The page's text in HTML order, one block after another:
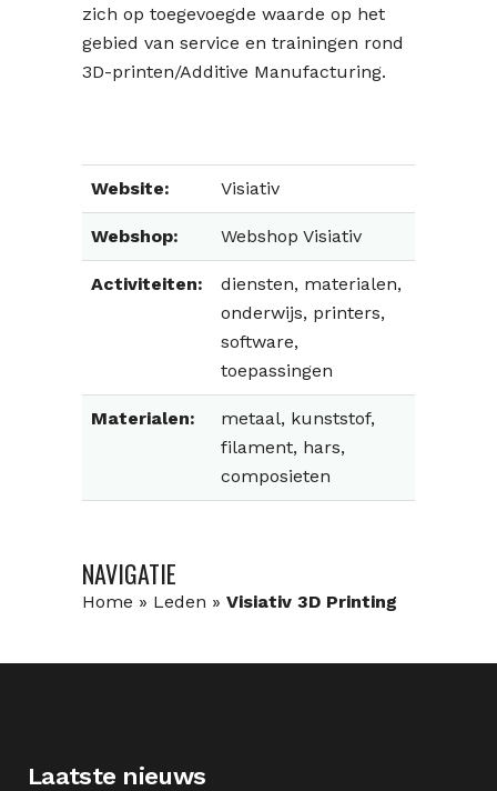
zich op toegevoegde waarde op het
gebied van service en trainingen rond
3D-printen/Additive Manufacturing.
Website: Visiativ
Webshop: Webshop Visiativ
Activiteiten:
diensten, materialen,
onderwijs, printers,
software,
toepassingen
Materialen:
metaal, kunststof,
filament, hars,
composieten
NAVIGATIE
Home » Leden » Visiativ 3D Printing
Laatste nieuws